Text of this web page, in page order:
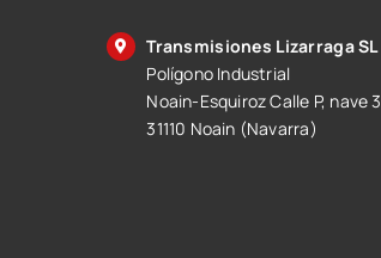
Transmisiones Lizarraga SL
Polígono Industrial
Noain-Esquiroz Calle P, nave 3
31110 Noain (Navarra)